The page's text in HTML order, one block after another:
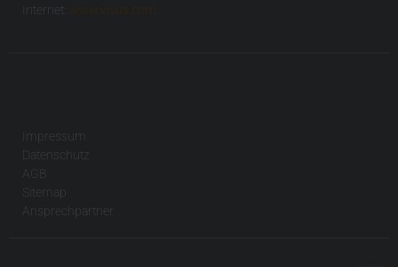
Internet:
www.visus.com
Impressum
Datenschutz
AGB
Sitemap
Ansprechpartner